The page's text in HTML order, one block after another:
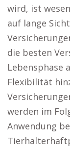
wird, ist
auf lange
die besten
Lebensphase
Flexibilität
werden im
Anwendung